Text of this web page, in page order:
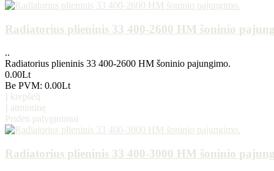
Radiatorius plieninis 33 400-2600 HM šoninio
..
Radiatorius plieninis 33 400-2600 HM šoninio pajungimo.
0.00Lt
Be PVM: 0.00Lt
Į krepšelį
Į atmintinę
Pridėti palyginimui
Radiatorius plieninis 33 400-3000 HM šoninio